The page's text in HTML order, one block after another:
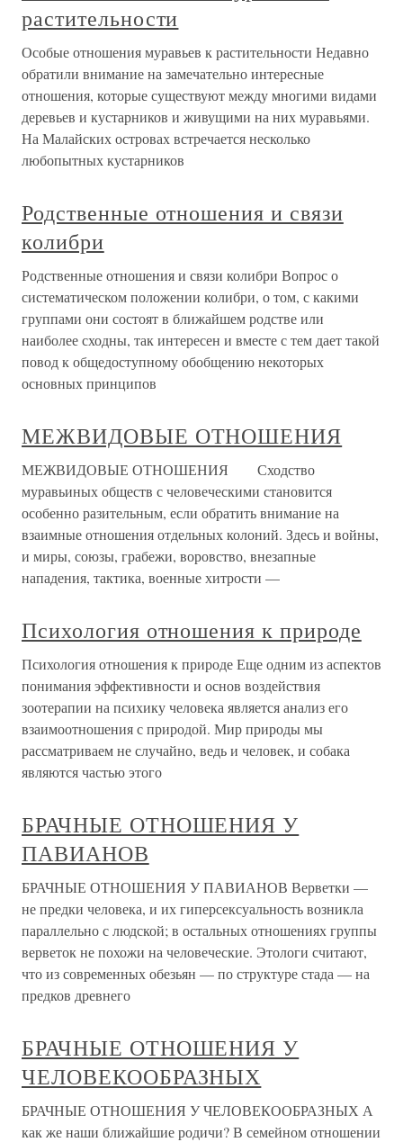
растительности
Особые отношения муравьев к растительности Недавно
обратили внимание на замечательно интересные
отношения, которые существуют между многими видами
деревьев и кустарников и живущими на них муравьями.
На Малайских островах встречается несколько
любопытных кустарников
Родственные отношения и связи
колибри
Родственные отношения и связи колибри Вопрос о
систематическом положении колибри, о том, с какими
группами они состоят в ближайшем родстве или
наиболее сходны, так интересен и вместе с тем дает такой
повод к общедоступному обобщению некоторых
основных принципов
МЕЖВИДОВЫЕ ОТНОШЕНИЯ
МЕЖВИДОВЫЕ ОТНОШЕНИЯ Сходство
муравьиных обществ с человеческими становится
особенно разительным, если обратить внимание на
взаимные отношения отдельных колоний. Здесь и войны,
и миры, союзы, грабежи, воровство, внезапные
нападения, тактика, военные хитрости —
Психология отношения к природе
Психология отношения к природе Еще одним из аспектов
понимания эффективности и основ воздействия
зоотерапии на психику человека является анализ его
взаимоотношения с природой. Мир природы мы
рассматриваем не случайно, ведь и человек, и собака
являются частью этого
БРАЧНЫЕ ОТНОШЕНИЯ У
ПАВИАНОВ
БРАЧНЫЕ ОТНОШЕНИЯ У ПАВИАНОВ Верветки —
не предки человека, и их гиперсексуальность возникла
параллельно с людской; в остальных отношениях группы
верветок не похожи на человеческие. Этологи считают,
что из современных обезьян — по структуре стада — на
предков древнего
БРАЧНЫЕ ОТНОШЕНИЯ У
ЧЕЛОВЕКООБРАЗНЫХ
БРАЧНЫЕ ОТНОШЕНИЯ У ЧЕЛОВЕКООБРАЗНЫХ А
как же наши ближайшие родичи? В семейном отношении